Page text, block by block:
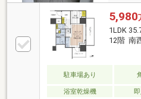
5,980
1LDK
12階 南
駐車場あり
浴室乾燥機